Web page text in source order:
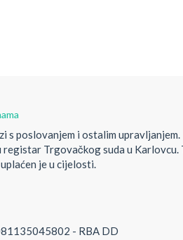
s poslovanjem i ostalim upravljanjem.
Trgovačkog suda u Karlovcu.
je u cijelosti.
- RBA DD